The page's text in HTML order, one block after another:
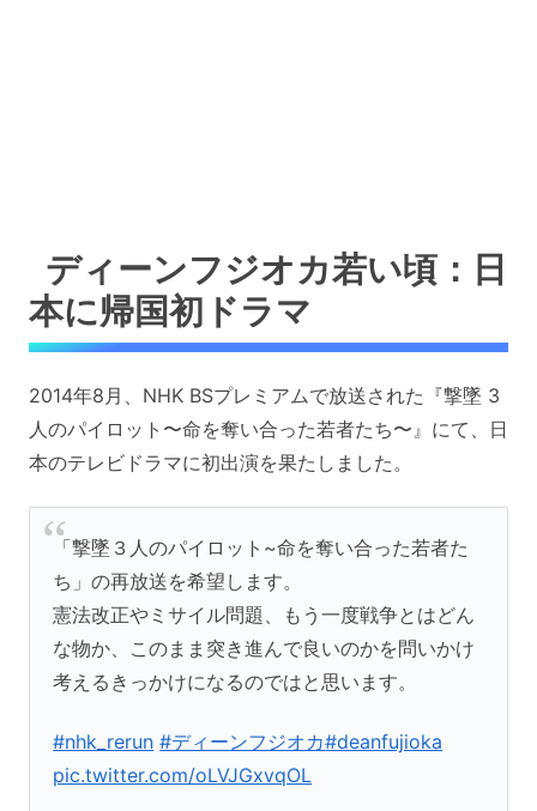
ディーンフジオカ若い頃：日
本に帰国初ドラマ
2014年8月、NHK BSプレミアムで放送された『撃墜 3
人のパイロット〜命を奪い合った若者たち〜』にて、日
本のテレビドラマに初出演を果たしました。
「撃墜３人のパイロット~命を奪い合った若者た
ち」の再放送を希望します。
憲法改正やミサイル問題、もう一度戦争とはどん
な物か、このまま突き進んで良いのかを問いかけ
考えるきっかけになるのではと思います。
#nhk_rerun #ディーンフジオカ#deanfujioka
pic.twitter.com/oLVJGxvqOL